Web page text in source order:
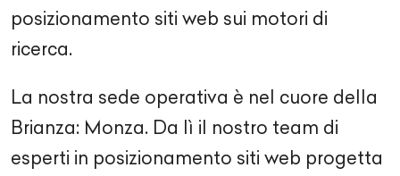
posizionamento siti web sui motori di
ricerca.
La nostra sede operativa è nel cuore della
Brianza: Monza. Da lì il nostro team di
esperti in posizionamento siti web progetta